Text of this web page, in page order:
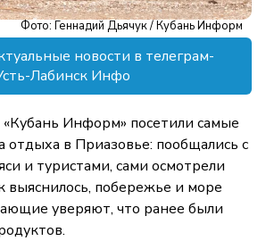
Фото: Геннадий Дьячук / Кубань Информ
новости в телеграм-
Лабинск Инфо
Информ» посетили самые
отдыха в Приазовье: пообщались с
и туристами, сами осмотрели
выяснилось, побережье и море
уверяют, что ранее были